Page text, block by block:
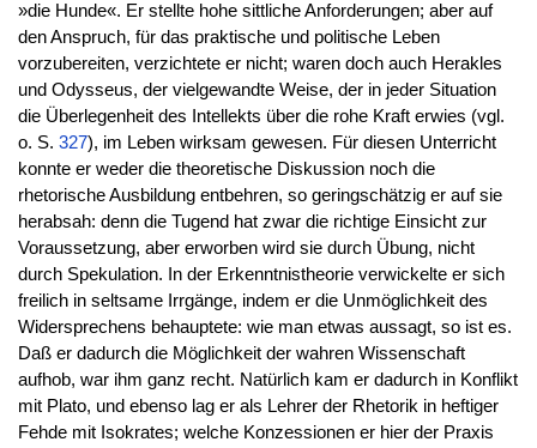
»die Hunde«. Er stellte hohe sittliche Anforderungen; aber auf
den Anspruch, für das praktische und politische Leben
vorzubereiten, verzichtete er nicht; waren doch auch Herakles
und Odysseus, der vielgewandte Weise, der in jeder Situation
die Überlegenheit des Intellekts über die rohe Kraft erwies (vgl.
o. S. 327), im Leben wirksam gewesen. Für diesen Unterricht
konnte er weder die theoretische Diskussion noch die
rhetorische Ausbildung entbehren, so geringschätzig er auf sie
herabsah: denn die Tugend hat zwar die richtige Einsicht zur
Voraussetzung, aber erworben wird sie durch Übung, nicht
durch Spekulation. In der Erkenntnistheorie verwickelte er sich
freilich in seltsame Irrgänge, indem er die Unmöglichkeit des
Widersprechens behauptete: wie man etwas aussagt, so ist es.
Daß er dadurch die Möglichkeit der wahren Wissenschaft
aufhob, war ihm ganz recht. Natürlich kam er dadurch in Konflikt
mit Plato, und ebenso lag er als Lehrer der Rhetorik in heftiger
Fehde mit Isokrates; welche Konzessionen er hier der Praxis